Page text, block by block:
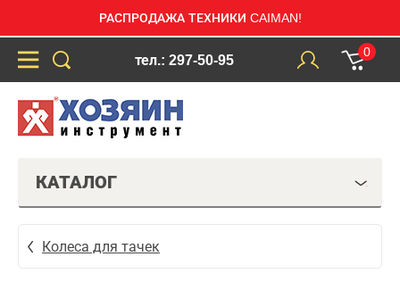
РАСПРОДАЖА ТЕХНИКИ CAIMAN!
тел.: 297-50-95
0
КАТАЛОГ
Колеса для тачек